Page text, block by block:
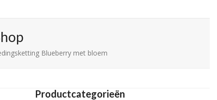
Blueberry met bloem
Productcategorieën